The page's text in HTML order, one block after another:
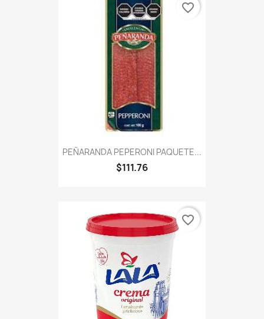
PEÑARANDA PEPERONI PAQUETE...
$111.76
favorite_border
favorite_border